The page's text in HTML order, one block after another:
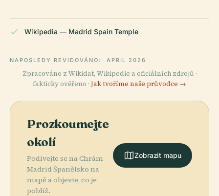
Wikipedia — Madrid Spain Temple
NAPOSLEDY REVIDOVÁNO: APRIL 2026
Zpracováno z Wikidat, Wikipedie a oficiálních zdrojů ·
fakticky ověřeno · Jak tvoříme naše průvodce →
Prozkoumejte
okolí
Podívejte se na Chrám
Madrid Španělsko na
mapě a objevte, co je
poblíž.
Zobrazit mapu